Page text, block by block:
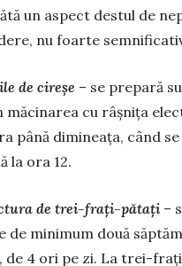
un aspect des­tul de
nu foarte
de cireșe – se prepară
măcinarea cu râșnița
până di­mi­neața, când
la ora 12.
de trei-frați-pătați –
de minimum două
de 4 ori pe zi. La trei-